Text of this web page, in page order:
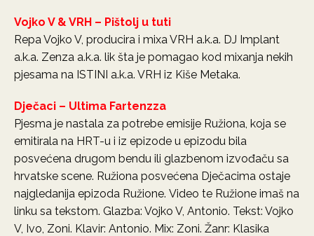
Vojko V & VRH – Pištolj u tuti
Repa Vojko V, producira i mixa VRH a.k.a. DJ Implant
a.k.a. Zenza a.k.a. lik šta je pomagao kod mixanja nekih
pjesama na ISTINI a.k.a. VRH iz Kiše Metaka.
Dječaci – Ultima Fartenzza
Pjesma je nastala za potrebe emisije Ružiona, koja se
emitirala na HRT-u i iz epizode u epizodu bila
posvećena drugom bendu ili glazbenom izvođaču sa
hrvatske scene. Ružiona posvećena Dječacima ostaje
najgledanija epizoda Ružione. Video te Ružione imaš na
linku sa tekstom. Glazba: Vojko V, Antonio. Tekst: Vojko
V, Ivo, Zoni. Klavir: Antonio. Mix: Zoni. Žanr: Klasika